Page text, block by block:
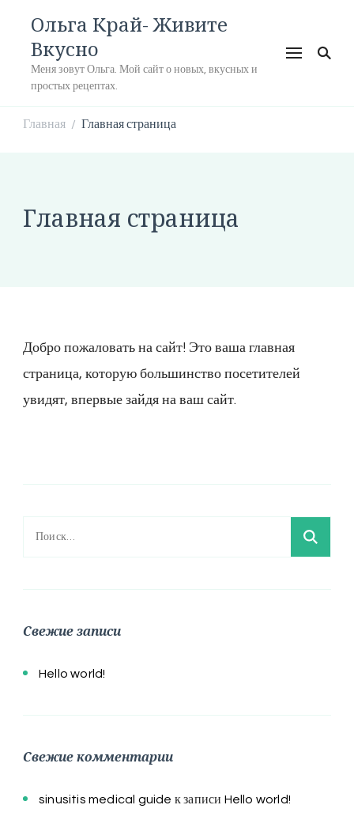
Ольга Край- Живите
Вкусно
Меня зовут Ольга. Мой сайт о новых, вкусных и
простых рецептах.
Главная / Главная страница
Главная страница
Добро пожаловать на сайт! Это ваша главная
страница, которую большинство посетителей
увидят, впервые зайдя на ваш сайт.
Найти:
Свежие записи
Hello world!
Свежие комментарии
sinusitis medical guide к записи Hello world!